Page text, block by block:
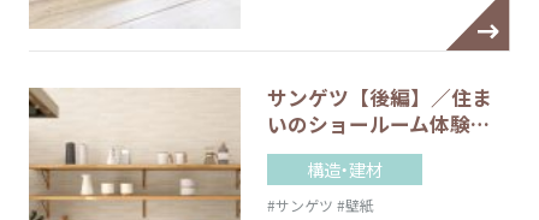
サンゲツ【後編】／住ま
いのショールーム体験…
構造・建材
#サンゲツ #壁紙